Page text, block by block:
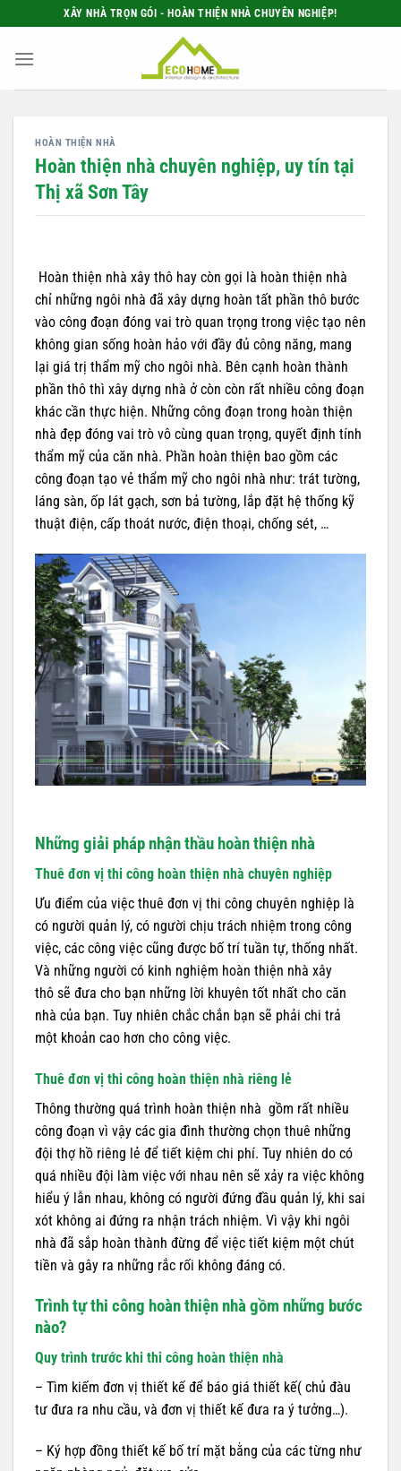
qua
nội
XÂY NHÀ TRỌN GÓI - HOÀN THIỆN NHÀ CHUYÊN NGHIỆP!
HOÀN THIỆN NHÀ
Hoàn thiện nhà chuyên nghiệp, uy tín tại
Thị xã Sơn Tây
Hoàn thiện nhà xây thô hay còn gọi là hoàn thiện nhà
chỉ những ngôi nhà đã xây dựng hoàn tất phần thô bước
vào công đoạn đóng vai trò quan trọng trong việc tạo nên
không gian sống hoàn hảo với đầy đủ công năng, mang
lại giá trị thẩm mỹ cho ngôi nhà. Bên cạnh hoàn thành
phần thô thì xây dựng nhà ở còn còn rất nhiều công đoạn
khác cần thực hiện. Những công đoạn trong hoàn thiện
nhà đẹp đóng vai trò vô cùng quan trọng, quyết định tính
thẩm mỹ của căn nhà. Phần hoàn thiện bao gồm các
công đoạn tạo vẻ thẩm mỹ cho ngôi nhà như: trát tường,
láng sàn, ốp lát gạch, sơn bả tường, lắp đặt hệ thống kỹ
thuật điện, cấp thoát nước, điện thoại, chống sét, …
Những giải pháp nhận thầu hoàn thiện nhà
Thuê đơn vị thi công hoàn thiện nhà chuyên nghiệp
Ưu điểm của việc thuê đơn vị thi công chuyên nghiệp là
có người quản lý, có người chịu trách nhiệm trong công
việc, các công việc cũng được bố trí tuần tự, thống nhất.
Và những người có kinh nghiệm hoàn thiện nhà xây
thô sẽ đưa cho bạn những lời khuyên tốt nhất cho căn
nhà của bạn. Tuy nhiên chắc chắn bạn sẽ phải chi trả
một khoản cao hơn cho công việc.
Thuê đơn vị thi công hoàn thiện nhà riêng lẻ
Thông thường quá trình hoàn thiện nhà gồm rất nhiều
công đoạn vì vậy các gia đình thường chọn thuê những
đội thợ hồ riêng lẻ để tiết kiệm chi phí. Tuy nhiên do có
quá nhiều đội làm việc với nhau nên sẽ xảy ra việc không
hiểu ý lẫn nhau, không có người đứng đầu quản lý, khi sai
xót không ai đứng ra nhận trách nhiệm. Vì vậy khi ngôi
nhà đã sắp hoàn thành đừng để việc tiết kiệm một chút
tiền và gây ra những rắc rối không đáng có.
Trình tự thi công hoàn thiện nhà gồm những bước
nào?
Quy trình trước khi thi công hoàn thiện nhà
– Tìm kiếm đơn vị thiết kế để báo giá thiết kế( chủ đàu
tư đưa ra nhu cầu, và đơn vị thiết kế đưa ra ý tưởng…).
– Ký hợp đồng thiết kế bố trí mặt bằng của các từng như